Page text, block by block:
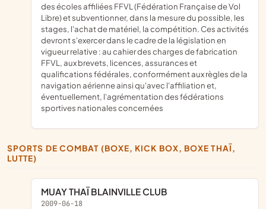
des écoles affiliées FFVL (Fédération Française de Vol
Libre) et subventionner, dans la mesure du possible, les
stages, l'achat de matériel, la compétition. Ces activités
devront s'exercer dans le cadre de la législation en
vigueur relative : au cahier des charges de fabrication
FFVL, aux brevets, licences, assurances et
qualifications fédérales, conformément aux règles de la
navigation aérienne ainsi qu'avec l'affiliation et,
éventuellement, l'agrémentation des fédérations
sportives nationales concernées
SPORTS DE COMBAT (BOXE, KICK BOX, BOXE THAÏ,
LUTTE)
MUAY THAÏ BLAINVILLE CLUB
2009-06-18